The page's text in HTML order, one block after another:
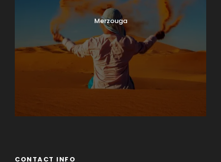
Merzouga
CONTACT INFO